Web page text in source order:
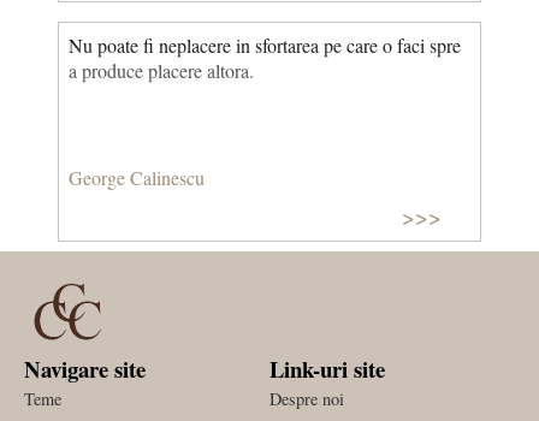
Nu poate fi neplacere in sfortarea pe care o faci spre
a produce placere altora.
George Calinescu
>>>
Navigare site
Teme
Link-uri site
Despre noi